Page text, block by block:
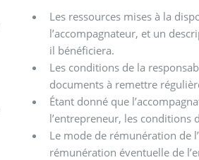
Les ressources mises à la
l’accompagnateur, et un
il bénéficiera.
Les conditions de la
documents à remettre
Étant donné que
l’entrepreneur, les conditions
Le mode de rémunération de
rémunération éventuelle de